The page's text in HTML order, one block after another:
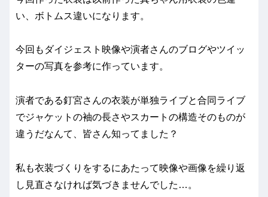
い、ボトムス違いになります。
今回もダイジェスト映像や演者さんのブログやツイッ
ターの写真を参考に作っています。
演者である釘宮さんの衣装が単独ライブと合同ライブ
でジャケットの袖の長さやスカートの構造そのものが
違うだなんて、皆さん知ってました？
私も衣装づくりをするにあたって映像や画像を繰り返
し見直さなければ気づきませんでした…。